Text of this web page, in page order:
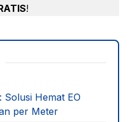
!
Hemat EO
per Meter